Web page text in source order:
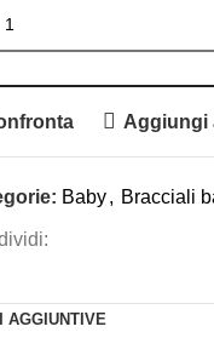
Aggiungi
Baby, Bracciali
AGGIUNTIVE